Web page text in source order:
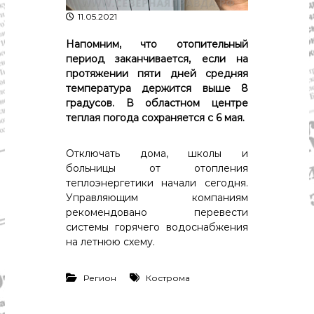
д
а
"
К
р
о
м
ы
и
К
с
о
к
б
11.05.2021
Напомним, что отопительный
период заканчивается, если на
протяжении пяти дней средняя
температура держится выше 8
градусов. В областном центре
теплая погода сохраняется с 6 мая.
Отключать дома, школы и
больницы от отопления
теплоэнергетики начали сегодня.
Управляющим компаниям
рекомендовано перевести
системы горячего водоснабжения
на летнюю схему.
Регион Кострома